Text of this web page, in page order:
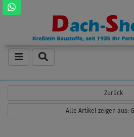
Zurück
Alle Artikel zeigen aus: